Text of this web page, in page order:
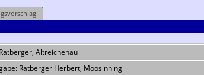
Altreichenau
Ratberger Herbert, Moosinning